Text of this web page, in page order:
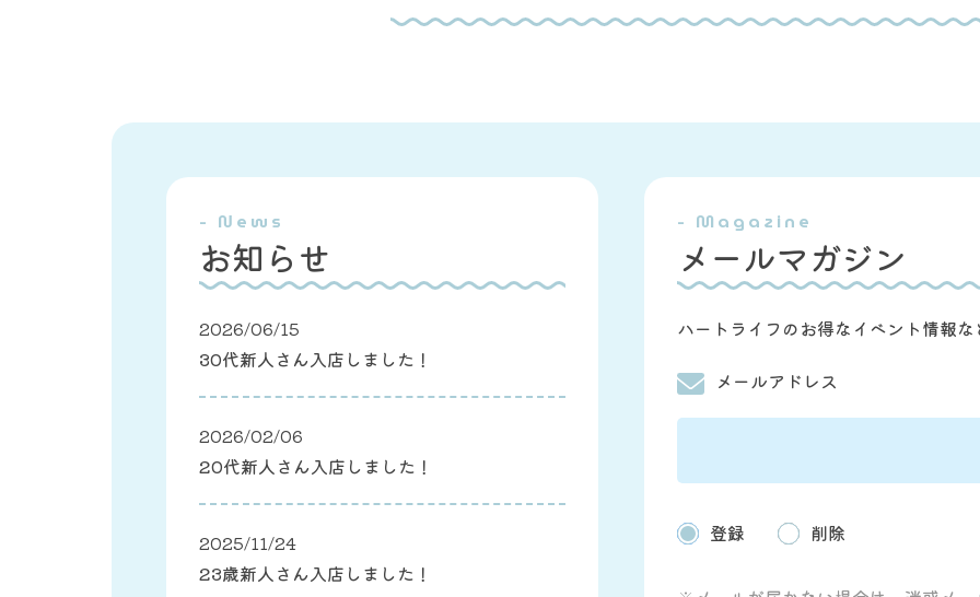
- News
お知らせ
2026/06/15
30代新人さん入店しました！
2026/02/06
20代新人さん入店しました！
2025/11/24
23歳新人さん入店しました！
- Magazine
メールマガジン
ハートライフのお得なイベント情報
メールアドレス
登録 削除